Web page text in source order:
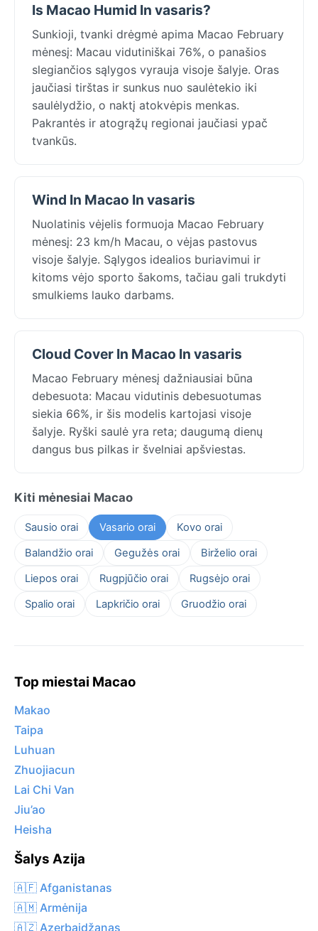
Is Macao Humid In vasaris?
Sunkioji, tvanki drėgmė apima Macao February
mėnesį: Macau vidutiniškai 76%, o panašios
slegiančios sąlygos vyrauja visoje šalyje. Oras
jaučiasi tirštas ir sunkus nuo saulėtekio iki
saulėlydžio, o naktį atokvėpis menkas.
Pakrantės ir atogrąžų regionai jaučiasi ypač
tvankūs.
Wind In Macao In vasaris
Nuolatinis vėjelis formuoja Macao February
mėnesį: 23 km/h Macau, o vėjas pastovus
visoje šalyje. Sąlygos idealios buriavimui ir
kitoms vėjo sporto šakoms, tačiau gali trukdyti
smulkiems lauko darbams.
Cloud Cover In Macao In vasaris
Macao February mėnesį dažniausiai būna
debesuota: Macau vidutinis debesuotumas
siekia 66%, ir šis modelis kartojasi visoje
šalyje. Ryški saulė yra reta; daugumą dienų
dangus bus pilkas ir švelniai apšviestas.
Kiti mėnesiai Macao
Sausio orai Vasario orai
Kovo orai
Balandžio orai
Gegužės orai
Birželio orai
Liepos orai
Rugpjūčio orai
Rugsėjo orai
Spalio orai
Lapkričio orai Gruodžio orai
Top miestai Macao
Makao
Taipa
Luhuan
Zhuojiacun
Lai Chi Van
Jiu’ao
Heisha
Šalys Azija
🇦🇫 Afganistanas
🇦🇲 Armėnija
🇦🇿 Azerbaidžanas